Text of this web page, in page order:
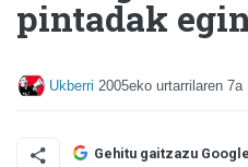
pintadak
Ukberri 2005eko urtarrilaren 7a
Gehitu gaitzazu